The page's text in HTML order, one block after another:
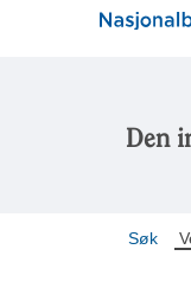
Den
Søk